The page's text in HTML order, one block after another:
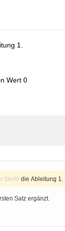
1.
Wert 0
Stelle die Ableitung 1.
Satz ergänzt.